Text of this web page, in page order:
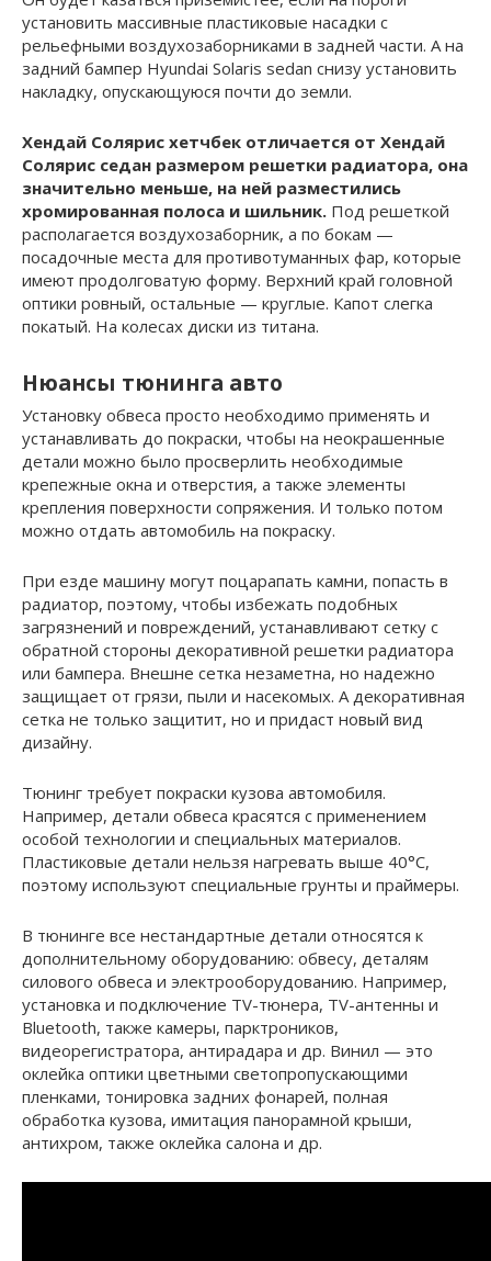
установить массивные пластиковые насадки с
рельефными воздухозаборниками в задней части. А на
задний бампер Hyundai Solaris sedan снизу установить
накладку, опускающуюся почти до земли.
Хендай Солярис хетчбек отличается от Хендай
Солярис седан размером решетки радиатора, она
значительно меньше, на ней разместились
хромированная полоса и шильник. Под решеткой
располагается воздухозаборник, а по бокам —
посадочные места для противотуманных фар, которые
имеют продолговатую форму. Верхний край головной
оптики ровный, остальные — круглые. Капот слегка
покатый. На колесах диски из титана.
Нюансы тюнинга авто
Установку обвеса просто необходимо применять и
устанавливать до покраски, чтобы на неокрашенные
детали можно было просверлить необходимые
крепежные окна и отверстия, а также элементы
крепления поверхности сопряжения. И только потом
можно отдать автомобиль на покраску.
При езде машину могут поцарапать камни, попасть в
радиатор, поэтому, чтобы избежать подобных
загрязнений и повреждений, устанавливают сетку с
обратной стороны декоративной решетки радиатора
или бампера. Внешне сетка незаметна, но надежно
защищает от грязи, пыли и насекомых. А декоративная
сетка не только защитит, но и придаст новый вид
дизайну.
Тюнинг требует покраски кузова автомобиля.
Например, детали обвеса красятся с применением
особой технологии и специальных материалов.
Пластиковые детали нельзя нагревать выше 40°С,
поэтому используют специальные грунты и праймеры.
В тюнинге все нестандартные детали относятся к
дополнительному оборудованию: обвесу, деталям
силового обвеса и электрооборудованию. Например,
установка и подключение TV-тюнера, TV-антенны и
Bluetooth, также камеры, парктроников,
видеорегистратора, антирадара и др. Винил — это
оклейка оптики цветными светопропускающими
пленками, тонировка задних фонарей, полная
обработка кузова, имитация панорамной крыши,
антихром, также оклейка салона и др.